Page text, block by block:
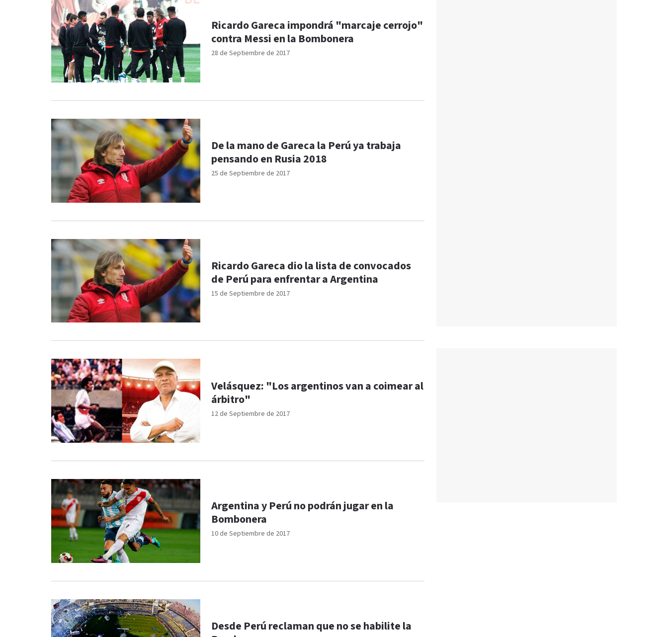
28 de Septiembre de 2017
Ricardo Gareca impondrá "marcaje cerrojo"
contra Messi en la Bombonera
25 de Septiembre de 2017
De la mano de Gareca la Perú ya trabaja
pensando en Rusia 2018
15 de Septiembre de 2017
Ricardo Gareca dio la lista de convocados
de Perú para enfrentar a Argentina
12 de Septiembre de 2017
Velásquez: "Los argentinos van a coimear al
árbitro"
10 de Septiembre de 2017
Argentina y Perú no podrán jugar en la
Bombonera
Desde Perú reclaman que no se habilite la